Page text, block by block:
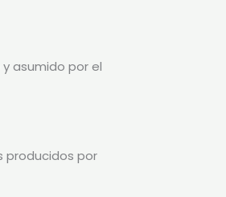
asumido por el
producidos por